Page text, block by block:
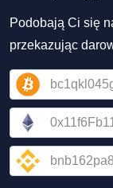
Podobają Ci się
przekazując